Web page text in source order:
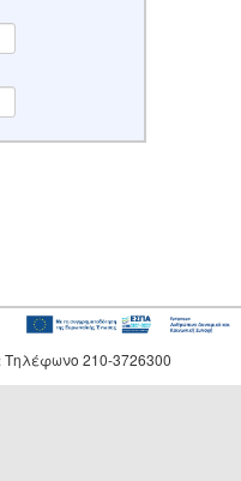
Τηλέφωνο 210-3726300